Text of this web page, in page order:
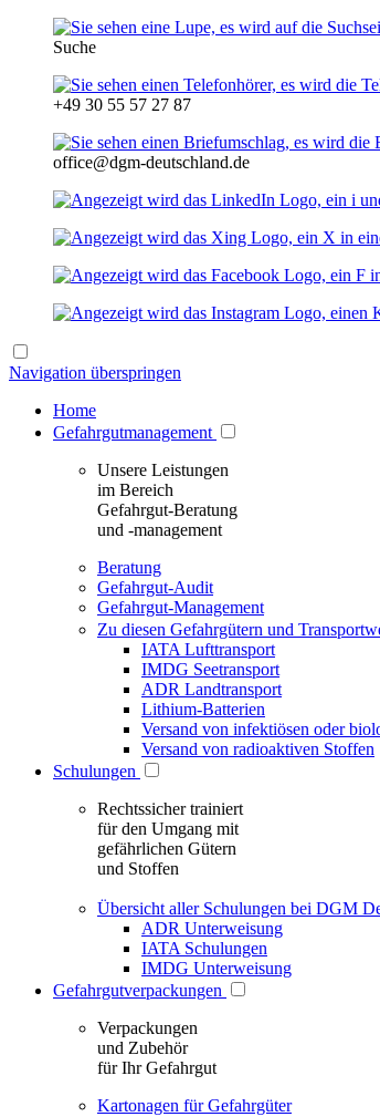
Suche
+49 30 55 57 27 87
office@dgm-deutschland.de
Navigation überspringen
Home
Gefahrgutmanagement
Unsere Leistungen
im Bereich
Gefahrgut-Beratung
und -management
Beratung
Gefahrgut-Audit
Gefahrgut-Management
Zu diesen Gefahrgütern und
IATA Lufttransport
IMDG Seetransport
ADR Landtransport
Lithium-Batterien
Versand von infektiösen oder
Versand von radioaktiven Stoffen
Schulungen
Rechtssicher trainiert
für den Umgang mit
gefährlichen Gütern
und Stoffen
Übersicht aller Schulungen bei DGM
ADR Unterweisung
IATA Schulungen
IMDG Unterweisung
Gefahrgutverpackungen
Verpackungen
und Zubehör
für Ihr Gefahrgut
Kartonagen für Gefahrgüter